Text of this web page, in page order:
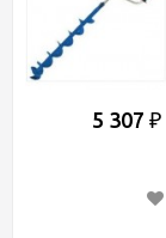
5 307 ₽